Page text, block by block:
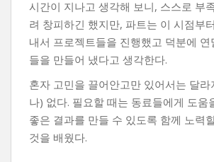
시간이 지나고 생각해 보니, 스스로 부
려 창피하긴 했지만, 파트는 이 시점부
내서 프로젝트들을 진행했고 덕분에
들을 만들어 냈다고 생각한다.
혼자 고민을 끌어안고만 있어서는 달라
나) 없다. 필요할 때는 동료들에게 도움
좋은 결과를 만들 수 있도록 함께 노력
것을 배웠다.